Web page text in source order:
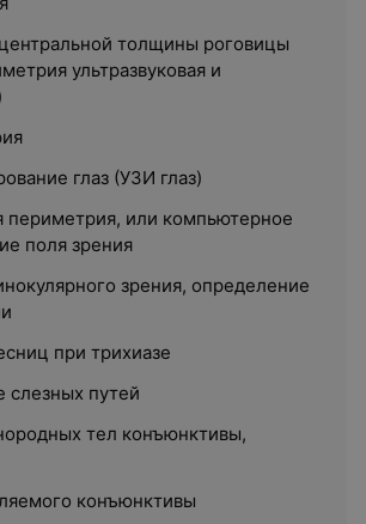
толщины роговицы
ультразвуковая и
глаз (УЗИ глаз)
периметрия, или компьютерное
поля зрения
зрения, определение
при трихиазе
слезных путей
тел конъюнктивы,
конъюнктивы